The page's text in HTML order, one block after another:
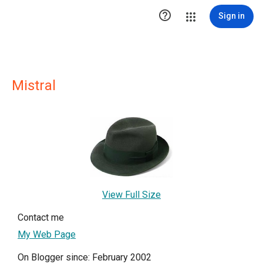
 Sign in
Mistral
View Full Size
Contact me
My Web Page
On Blogger since: February 2002